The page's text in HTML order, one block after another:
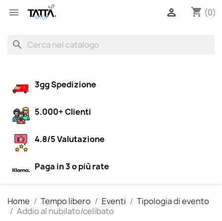
 shopping_cart (0)

search
3gg Spedizione
5.000+ Clienti
4.8/5 Valutazione
Paga in 3 o più rate
Home Tempo libero Eventi
Tipologia di evento
Addio al nubilato/celibato